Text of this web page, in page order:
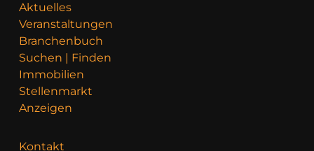
Aktuelles
Veranstaltungen
Branchenbuch
Suchen | Finden
Immobilien
Stellenmarkt
Anzeigen
Kontakt